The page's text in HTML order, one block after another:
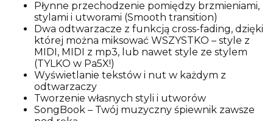
Płynne przechodzenie pomiędzy brzmieniami,
stylami i utworami (Smooth transition)
Dwa odtwarzacze z funkcją cross-fading, dzięki
której można miksować WSZYSTKO – style z
MIDI, MIDI z mp3, lub nawet style ze stylem
(TYLKO w Pa5X!)
Wyświetlanie tekstów i nut w każdym z
odtwarzaczy
Tworzenie własnych styli i utworów
SongBook – Twój muzyczny śpiewnik zawsze